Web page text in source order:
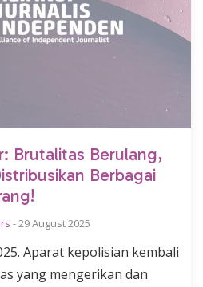
Brutalitas Berulang,
Berbagai
-29 August 2025
Aparat kepolisian kembali
yang mengerikan dan